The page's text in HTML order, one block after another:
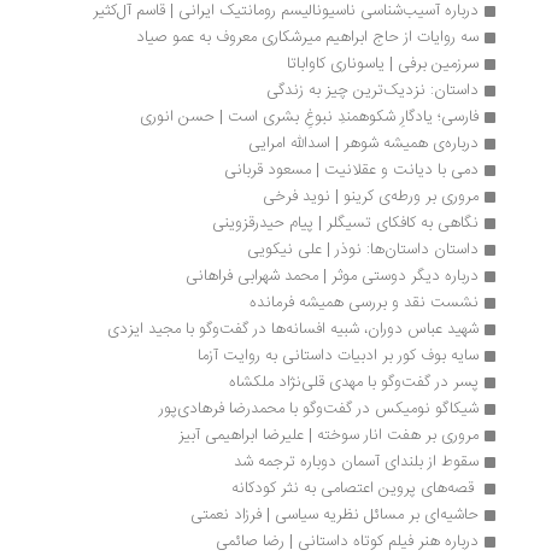
درباره آسیب‌شناسی ناسیونالیسم رومانتیک ایرانی | قاسم آل‌کثیر
سه روایات از حاج ابراهیم میرشکاری معروف به عمو صیاد
سرزمین برفی | یاسوناری کاواباتا
داستان: نزدیک‌ترین چیز به زندگی
فارسی؛ یادگارِ شکوهمندِ نبوغِ بشری است | حسن انوری
درباره‌‌ی همیشه شوهر | اسدالله امرایی
دمی با دیانت و عقلانیت | مسعود قربانی
مروری بر ورطه‌ی کرینو | نوید فرخی‌
نگاهی به کافکای تسیگلر | پیام حیدرقزوینی
داستان داستان‌ها: نوذر | علی نیکویی
درباره دیگر دوستی موثر | محمد شهرابی فراهانی
نشست نقد و بررسی همیشه فرمانده
شهید عباس دوران، شبیه افسانه‌ها در گفت‌وگو با مجید ایزدی
سایه بوف کور بر ادبیات داستانی به روایت آزما
پسر در گفت‌وگو با مهدی قلی‌نژاد ملکشاه
شیکاگو نومیکس در گفت‌وگو با محمدرضا فرهادی‌پور
مروری بر هفت انار سوخته | علیرضا ابراهیمی آبیز
سقوط از بلندای آسمان دوباره ترجمه شد
قصه‌های پروین اعتصامی به نثر کودکانه
حاشیه‌ای بر مسائل نظریه سیاسی | فرزاد نعمتی
درباره هنر فیلم کوتاه داستانی | رضا صائمی